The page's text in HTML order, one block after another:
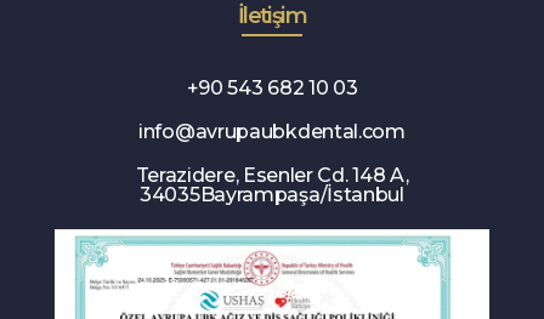
İletişim
+90 543 682 10 03
info@avrupaubkdental.com
Terazidere, Esenler Cd. 148 A,
34035Bayrampaşa/İstanbul